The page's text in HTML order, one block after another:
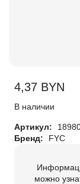
4,37 BYN
В наличии
Артикул:
Бренд:
FYC
можно